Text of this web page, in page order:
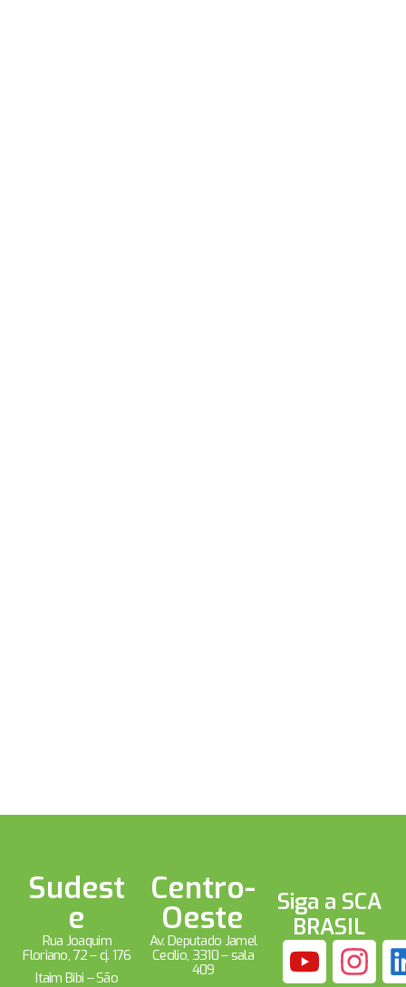
Sudest
e
Rua Joaquim
Floriano, 72 – cj. 176
Itaim Bibi – São
Centro-
Oeste
Av. Deputado Jamel
Cecílio, 3310 – sala
409
Siga a SCA
BRASIL